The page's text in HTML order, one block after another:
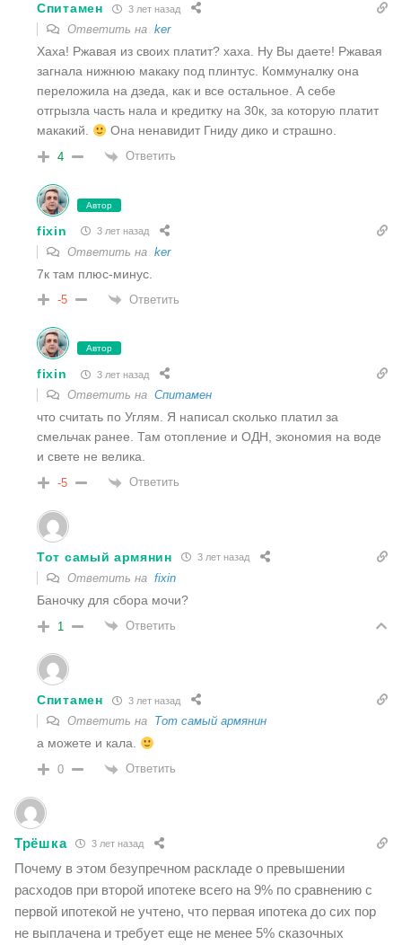
Спитамен 3 лет назад
Ответить на ker
Хаха! Ржавая из своих платит? хаха. Ну Вы даете! Ржавая
загнала нижнюю макаку под плинтус. Коммуналку она
переложила на дзеда, как и все остальное. А себе
отгрызла часть нала и кредитку на 30к, за которую платит
макакий.
Она ненавидит Гниду дико и страшно.
4 Ответить
Автор
fixin 3 лет назад
Ответить на ker
7к там плюс-минус.
-5 Ответить
Автор
fixin 3 лет назад
Ответить на Спитамен
что считать по Углям. Я написал сколько платил за
смельчак ранее. Там отопление и ОДН, экономия на воде
и свете не велика.
-5 Ответить
Тот самый армянин 3 лет назад
Ответить на fixin
Баночку для сбора мочи?
1 Ответить
Спитамен 3 лет назад
Ответить на Тот самый армянин
а можете и кала.
0 Ответить
Трёшка 3 лет назад
Почему в этом безупречном раскладе о превышении
расходов при второй ипотеке всего на 9% по сравнению с
первой ипотекой не учтено, что первая ипотека до сих пор
не выплачена и требует еще не менее 5% сказочных